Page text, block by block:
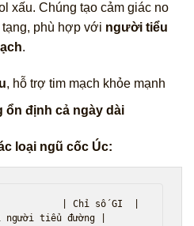
xấu. Chúng tạo cảm giác no
tạng, phù hợp với người tiểu
.
, hỗ trợ tim mạch khỏe mạnh
ổn định cả ngày dài
loại ngũ cốc Úc:
| Chỉ số GI  |
người tiểu đường |